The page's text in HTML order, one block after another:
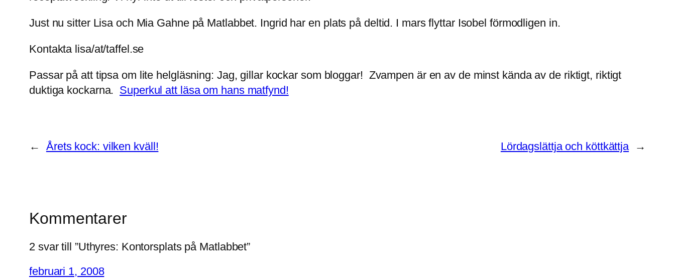
Just nu sitter Lisa och Mia Gahne på Matlabbet. Ingrid har en plats på deltid. I mars flyttar Isobel förmodligen in.
Kontakta lisa/at/taffel.se
Passar på att tipsa om lite helgläsning: Jag, gillar kockar som bloggar! Zvampen är en av de minst kända av de riktigt, riktigt
duktiga kockarna. Superkul att läsa om hans matfynd!
← Årets kock: vilken kväll! Lördagslättja och köttkättja →
Kommentarer
2 svar till ”Uthyres: Kontorsplats på Matlabbet”
februari 1, 2008